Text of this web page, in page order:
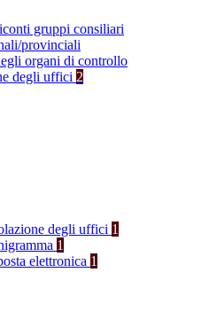
gruppi consiliari
provinciali
organi di controllo
degli uffici 2
degli uffici 1
1
elettronica 1